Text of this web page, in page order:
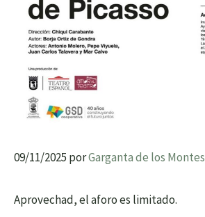
09/11/2025 porGarganta de los Montes
Aprovechad, el aforo es limitado.